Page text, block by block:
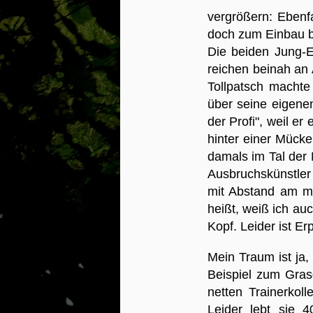
vergrößern:
doch zum Einbau
Die beiden Jung-
reichen beinah
Tollpatsch
über seine
der Profi", weil er
hinter einer
damals im Tal der
mit Abstand am
heißt, weiß ich
Kopf. Leider ist
Mein Traum ist
Beispiel zum
netten
Leider lebt sie
Das tödliche Frühjahr
Heute berichte ich euch
unter anderem, warum
Kätzchen Pitzi nicht mehr bei uns
ist, Hahn Snowden und Erpel
Timmy ihre Leben lassen mussten
und wir nun ein Schneewittchen
mit ihren Zwergen beheimaten.
Kurz nach meinem letzten Bericht
ereignete sich der erste Skandal.